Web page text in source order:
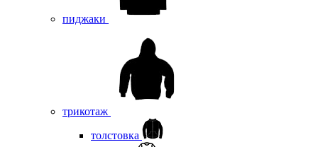
пиджаки
трикотаж
толстовка